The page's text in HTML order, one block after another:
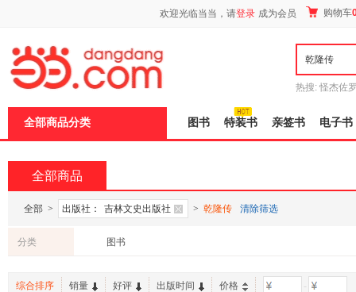
欢迎光临当当，请登录 成为会员 购物车
热搜: 怪杰佐
全部商品分类 图书 特装书 亲签书 电子书
全部商品
全部 > 出版社： 吉林文史出版社 > 乾隆传 清除筛选
分类 图书
综合排序 销量 好评 出版时间 价格 -
页
加